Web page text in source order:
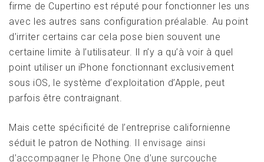
firme de Cupertino est réputé pour fonctionner les uns
avec les autres sans configuration préalable. Au point
d’irriter certains car cela pose bien souvent une
certaine limite à l’utilisateur. Il n’y a qu’à voir à quel
point utiliser un iPhone fonctionnant exclusivement
sous iOS, le système d’exploitation d’Apple, peut
parfois être contraignant.
Mais cette spécificité de l’entreprise californienne
séduit le patron de Nothing. Il envisage ainsi
d’accompagner le Phone One d’une surcouche